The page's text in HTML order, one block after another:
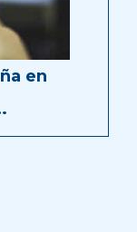
en